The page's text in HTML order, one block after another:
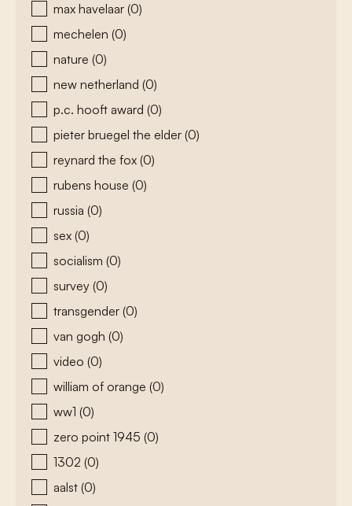
max havelaar (0)
mechelen (0)
nature (0)
new netherland (0)
p.c. hooft award (0)
pieter bruegel the elder (0)
reynard the fox (0)
rubens house (0)
russia (0)
sex (0)
socialism (0)
survey (0)
transgender (0)
van gogh (0)
video (0)
william of orange (0)
ww1 (0)
zero point 1945 (0)
1302 (0)
aalst (0)